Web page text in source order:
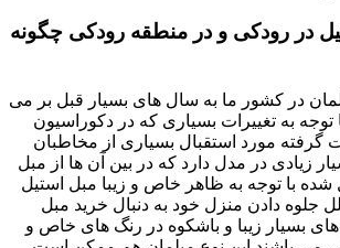
در رودکی و در منطقه رودکی چگونه
در کشور ما به سال های بسیار قبل بر می
توجه به تغییرات بسیاری که در دکوراسیون
گرفته مورد استقبال بسیاری از مخاطبان
زیادی در مدل دارد که در بین آن ها از مبل
شده با توجه به ظاهر خاص و زیبا مبل استیل
جلوه دادن منزل خود به دنبال خرید مبل
های بسیار زیبا و باشکوه در رنگ های خاص و